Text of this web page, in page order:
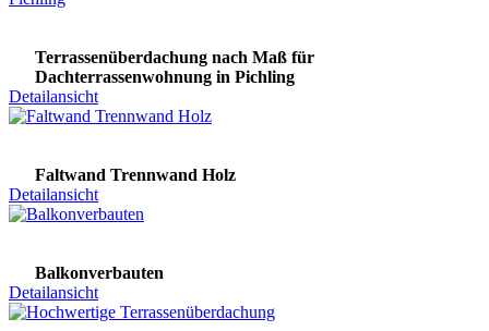
Terrassenüberdachung nach Maß für
Dachterrassenwohnung in Pichling
Detailansicht
Faltwand Trennwand Holz
Detailansicht
Balkonverbauten
Detailansicht